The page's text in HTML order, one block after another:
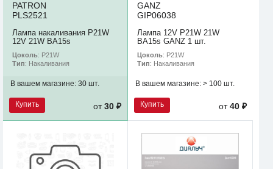
PATRON
PLS2521
Лампа накаливания P21W
12V 21W BA15s
Цоколь: P21W
Тип: Накаливания
В вашем магазине: 30 шт.
Купить от30 ₽
GANZ
GIP06038
Лампа 12V P21W 21W
BA15s GANZ 1 шт.
Цоколь: P21W
Тип: Накаливания
В вашем магазине: > 100 шт.
Купить от40 ₽